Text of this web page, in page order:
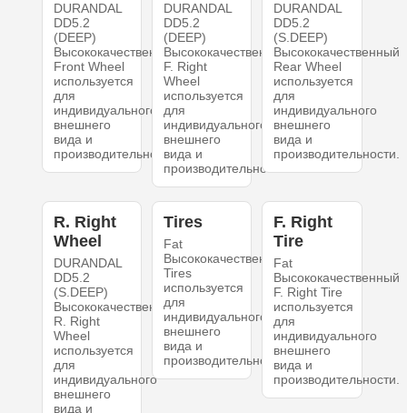
DURANDAL
DD5.2
(DEEP)
Высококачественный
Front Wheel
используется
для
индивидуального
внешнего
вида и
производительности.
DURANDAL
DD5.2
(DEEP)
Высококачественный
F. Right
Wheel
используется
для
индивидуального
внешнего
вида и
производительности.
DURANDAL
DD5.2
(S.DEEP)
Высококачественный
Rear Wheel
используется
для
индивидуального
внешнего
вида и
производительности.
R. Right
Wheel
DURANDAL
DD5.2
(S.DEEP)
Высококачественный
R. Right
Wheel
используется
для
индивидуального
внешнего
вида и
Tires
Fat
Высококачественный
Tires
используется
для
индивидуального
внешнего
вида и
производительности.
F. Right
Tire
Fat
Высококачественный
F. Right Tire
используется
для
индивидуального
внешнего
вида и
производительности.